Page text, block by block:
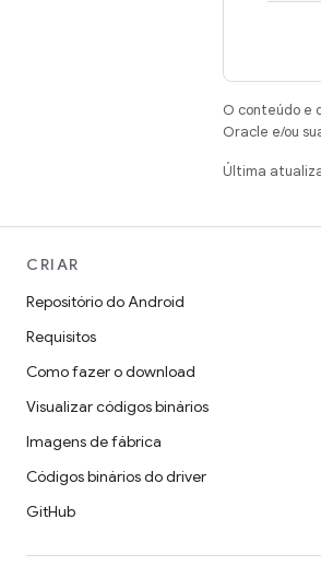
O conteúdo e
Oracle e/ou
Última
CRIAR
Repositório do Android
Requisitos
Como fazer o download
Visualizar códigos binários
Imagens de fábrica
Códigos binários do driver
GitHub